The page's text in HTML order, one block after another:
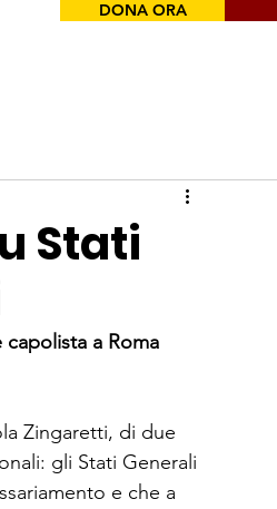
DONA ORA
Stati
a Roma
Zingaretti, di due
gli Stati Generali
e che a